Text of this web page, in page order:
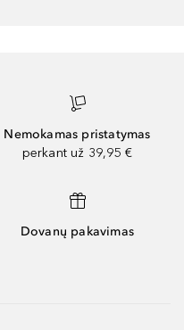
Nemokamas pristatymas
perkant už 39,95 €
Dovanų pakavimas